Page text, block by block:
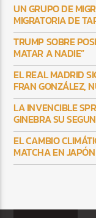
UN GRUPO DE
MIGRATORIA DE
TRUMP SOBRE
MATAR A NADIE”
EL REAL MADRID
FRAN GONZÁLEZ,
LA INVENCIBLE
GINEBRA SU
EL CAMBIO
MATCHA EN JAPÓN